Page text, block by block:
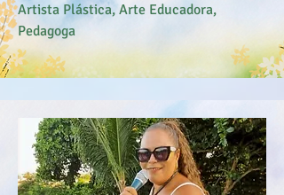
Artista Plástica, Arte Educadora,
Pedagoga